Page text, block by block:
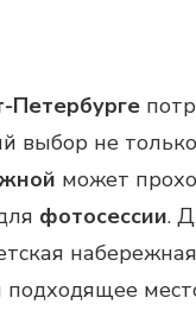
Петербурге
выбор не
может
фотосессии.